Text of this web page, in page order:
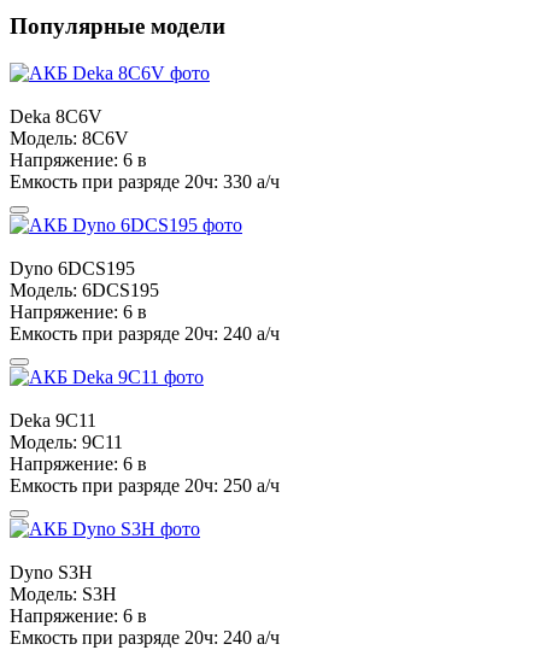
Популярные модели
Deka 8C6V
Модель: 8C6V
Напряжение: 6 в
Емкость при разряде 20ч: 330 а/ч
Dyno 6DCS195
Модель: 6DCS195
Напряжение: 6 в
Емкость при разряде 20ч: 240 а/ч
Deka 9C11
Модель: 9C11
Напряжение: 6 в
Емкость при разряде 20ч: 250 а/ч
Dyno S3H
Модель: S3H
Напряжение: 6 в
Емкость при разряде 20ч: 240 а/ч